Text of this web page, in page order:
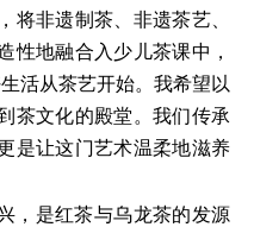
将非遗制茶、非遗茶艺、
性地融合入少儿茶课中，
活从茶艺开始。我希望以
茶文化的殿堂。我们传承
是让这门艺术温柔地滋养
，是红茶与乌龙茶的发源